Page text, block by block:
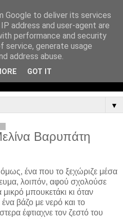
▼
Βαρυπάτη
ένα που το ξεχώριζε μέσα
λοιπόν, αφού σχολούσε
μπουκετάκι κι όταν
βάζο με νερό και το
έφτιαχνε τον ζεστό του
Google to deliver its services
address and user-agent are
performance and security
service, generate usage
address abuse.
GOT IT